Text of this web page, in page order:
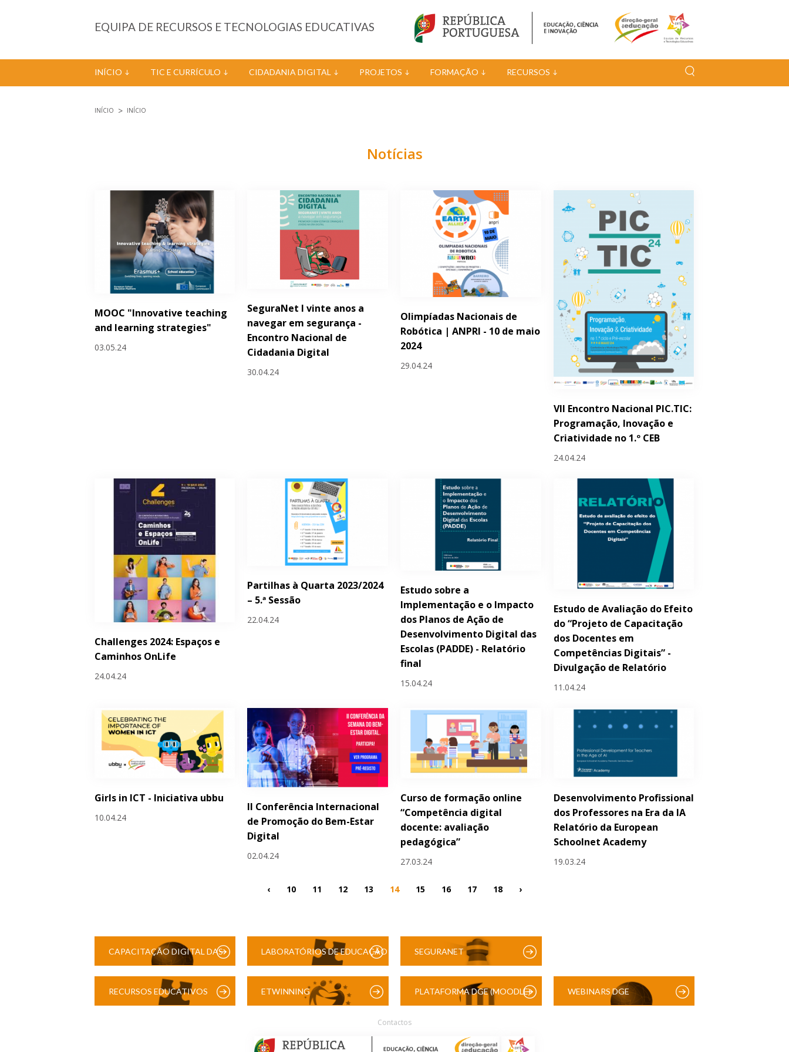
EQUIPA DE RECURSOS E TECNOLOGIAS EDUCATIVAS
INÍCIO TIC E CURRÍCULO CIDADANIA DIGITAL PROJETOS FORMAÇÃO RECURSOS
INÍCIO INÍCIO
Notícias
MOOC "Innovative teaching
and learning strategies"
03.05.24
SeguraNet I vinte anos a
navegar em segurança -
Encontro Nacional de
Cidadania Digital
30.04.24
Olimpíadas Nacionais de
Robótica | ANPRI - 10 de maio
2024
29.04.24
VII Encontro Nacional PIC.TIC:
Programação, Inovação e
Criatividade no 1.º CEB
24.04.24
Challenges 2024: Espaços e
Caminhos OnLife
24.04.24
Partilhas à Quarta 2023/2024
– 5.ª Sessão
22.04.24
Estudo sobre a
Implementação e o Impacto
dos Planos de Ação de
Desenvolvimento Digital das
Escolas (PADDE) - Relatório
final
15.04.24
Estudo de Avaliação do Efeito
do “Projeto de Capacitação
dos Docentes em
Competências Digitais” -
Divulgação de Relatório
11.04.24
Girls in ICT - Iniciativa ubbu
10.04.24
II Conferência Internacional
de Promoção do Bem-Estar
Digital
02.04.24
Curso de formação online
“Competência digital
docente: avaliação
pedagógica”
27.03.24
Desenvolvimento Profissional
dos Professores na Era da IA
Relatório da European
Schoolnet Academy
19.03.24
Páginas
‹ 10 11 12 13 14 15 16 17 18 ›
CAPACITAÇÃO DIGITAL DAS LABORATÓRIOS DE EDUCAÇÃO SEGURANET
RECURSOS EDUCATIVOS ETWINNING PLATAFORMA DGE (MOODLE) WEBINARS DGE
Contactos